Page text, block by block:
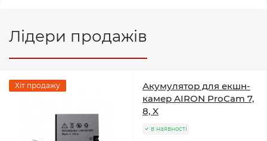
Лідери продажів
Хіт продажу
Акумулятор для екшн-
камер AIRON ProCam 7,
8, X
в наявності